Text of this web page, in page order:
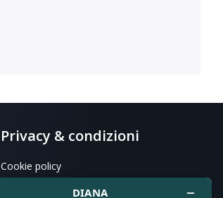
Privacy & condizioni
Cookie policy